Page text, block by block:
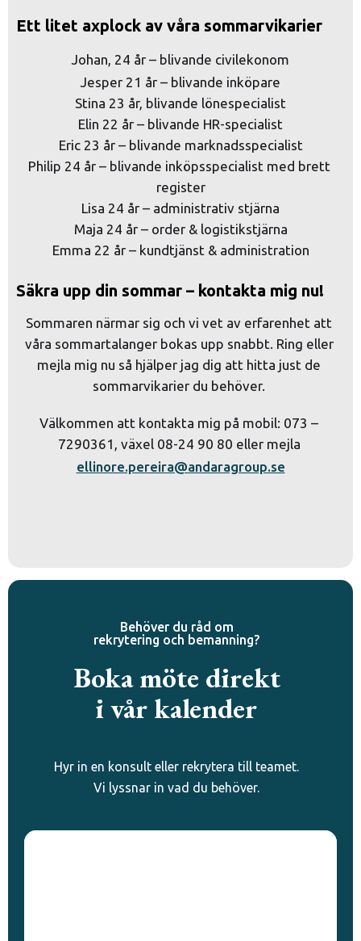
Ett litet axplock av våra sommarvikarier
Johan, 24 år – blivande civilekonom
Jesper 21 år – blivande inköpare
Stina 23 år, blivande lönespecialist
Elin 22 år – blivande HR-specialist
Eric 23 år – blivande marknadsspecialist
Philip 24 år – blivande inköpsspecialist med brett
register
Lisa 24 år – administrativ stjärna
Maja 24 år – order & logistikstjärna
Emma 22 år – kundtjänst & administration
Säkra upp din sommar – kontakta mig nu!
Sommaren närmar sig och vi vet av erfarenhet att
våra sommartalanger bokas upp snabbt. Ring eller
mejla mig nu så hjälper jag dig att hitta just de
sommarvikarier du behöver.
Välkommen att kontakta mig på mobil: 073 –
7290361, växel 08-24 90 80 eller mejla
ellinore.pereira@andaragroup.se
Behöver du råd om
rekrytering och bemanning?
Boka möte direkt
i vår kalender
Hyr in en konsult eller rekrytera till teamet.
Vi lyssnar in vad du behöver.